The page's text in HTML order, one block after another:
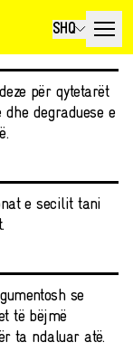
SHQ
për qytetarët
dhe degraduese e
e secilit tani
se
të bëjmë
ta ndaluar atë.